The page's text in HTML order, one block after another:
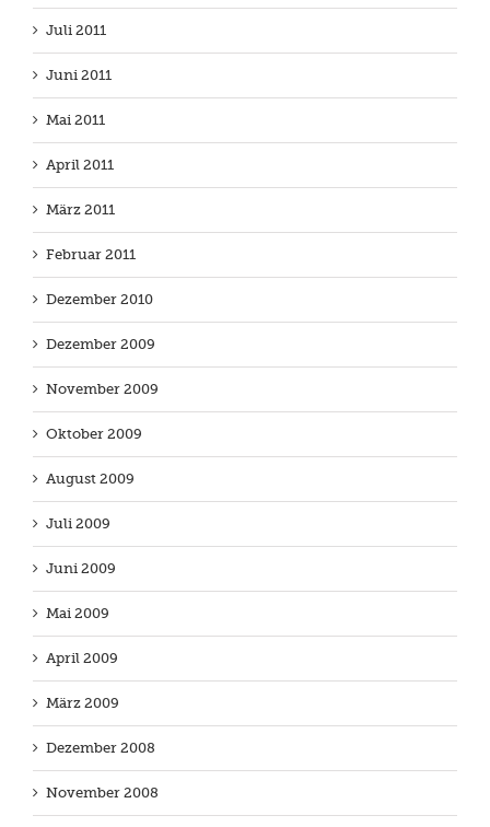
Juli 2011
Juni 2011
Mai 2011
April 2011
März 2011
Februar 2011
Dezember 2010
Dezember 2009
November 2009
Oktober 2009
August 2009
Juli 2009
Juni 2009
Mai 2009
April 2009
März 2009
Dezember 2008
November 2008